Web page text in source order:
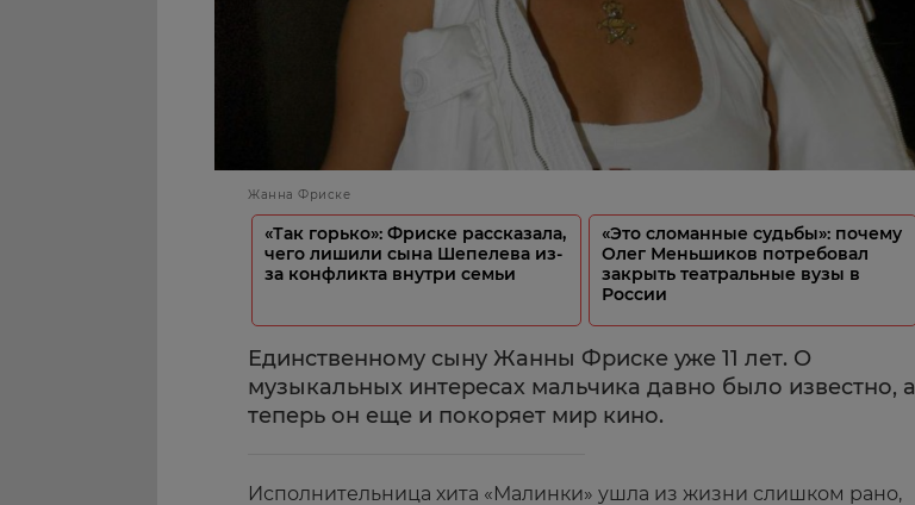
Жанна Фриске
«Так горько»: Фриске рассказала,
чего лишили сына Шепелева из-
за конфликта внутри семьи
«Это сломанные судьбы»: почему
Олег Меньшиков потребовал
закрыть театральные вузы в
России
Единственному сыну Жанны Фриске уже 11 лет. О
музыкальных интересах мальчика давно было известно, а
теперь он еще и покоряет мир кино.
Исполнительница хита «Малинки» ушла из жизни слишком рано,